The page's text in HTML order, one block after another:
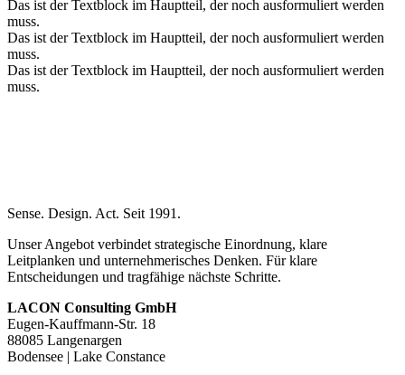
Das ist der Textblock im Hauptteil, der noch ausformuliert werden
muss.
Das ist der Textblock im Hauptteil, der noch ausformuliert werden
muss.
Das ist der Textblock im Hauptteil, der noch ausformuliert werden
muss.
Sense. Design. Act. Seit 1991.
Unser Angebot verbindet strategische Einordnung, klare
Leitplanken und unternehmerisches Denken. Für klare
Entscheidungen und tragfähige nächste Schritte.
LACON Consulting GmbH
Eugen-Kauffmann-Str. 18
88085 Langenargen
Bodensee | Lake Constance